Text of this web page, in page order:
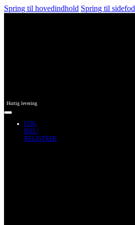
Spring til hovedindhold Spring til sidefod
Hurtig levering
LOG
IND /
REGISTRER